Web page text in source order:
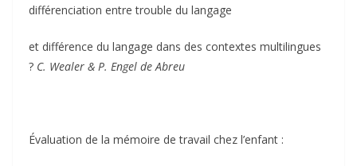
différenciation entre trouble du langage
et différence du langage dans des contextes multilingues
? C. Wealer & P. Engel de Abreu
Évaluation de la mémoire de travail chez l’enfant :